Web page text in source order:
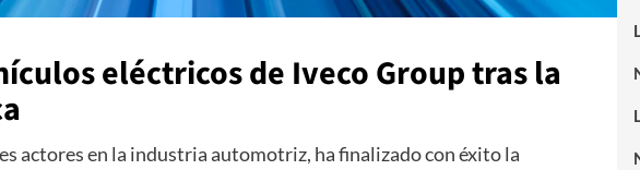
eléctricos de Iveco Group tras la
actores en la industria automotriz, ha finalizado con éxito la